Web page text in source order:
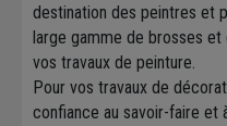
destination des peintres et
large gamme de brosses
vos travaux de peinture.
Pour vos travaux de
confiance au savoir-faire et